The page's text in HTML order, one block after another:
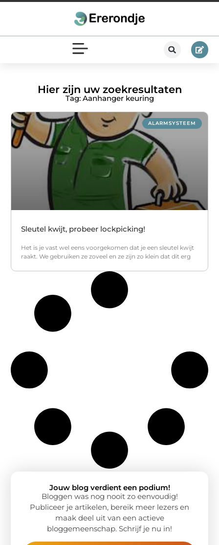
Hier zijn uw zoekresultaten
Tag: Aanhanger keuring
ALARMSYSTEEM
Sleutel kwijt, probeer lockpicking!
Het is je vast wel eens voorgekomen dat je een sleutel kwijt
raakt. We gebruiken ze zoveel en ze zijn zo klein dat dit erg
Jouw blog verdient een podium!
Bloggen was nog nooit zo eenvoudig!
Publiceer je artikelen, bereik meer lezers en
maak deel uit van een actieve
bloggemeenschap. Schrijf je nu in!